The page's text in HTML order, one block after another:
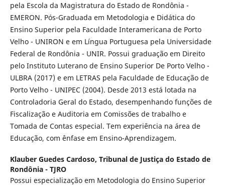
pela Escola da Magistratura do Estado de Rondônia -
EMERON. Pós-Graduada em Metod­ologia e Didática do
Ensino Superior pela Faculdade Interamericana de Por­to
Velho - UNIRON e em Língua Portuguesa pela Universidade
Federal de Rondônia - UNIR. Possui graduação em Direito
pelo Instituto Luterano de Ensino Superior De Porto Velho -
ULBRA (2017) e em LETRAS pela Facul­dade de Educação de
Porto Velho - UNIPEC (2004). Desde 2013 está lotada na
Controladoria Geral do Estado, desempenhando funções de
Fiscalização e Auditoria em Comissões de trabalho e
Tomada de Contas especial. Tem experiência na área de
Educação, com ênfase em Ensino-Aprendizagem.
Klauber Guedes Cardoso, Tribunal de Justiça do Estado de
Rondônia - TJRO
Possui especialização em Metodologia do Ensino Superior